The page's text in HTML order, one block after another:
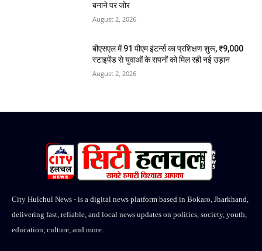
बनाने पर जोर
August 2, 2026
बीएसएल में 91 पीएम इंटर्न्स का प्रशिक्षण शुरू, ₹9,000
स्टाइपेंड से युवाओं के सपनों को मिल रही नई उड़ान
August 2, 2026
City Hulchul News - is a digital news platform based in Bokaro, Jharkhand,
delivering fast, reliable, and local news updates on politics, society, youth,
education, culture, and more.